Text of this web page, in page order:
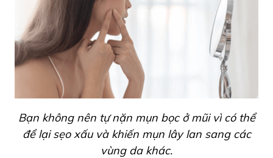
Bạn không nên tự nặn mụn bọc ở mũi vì có thể
để lại sẹo xấu và khiến mụn lây lan sang các
vùng da khác.